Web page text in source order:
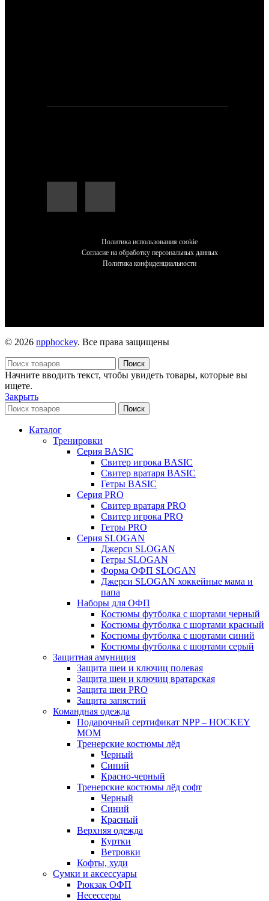
Политика использования cookie
Согласие на обработку персональных данных
Политика конфиденциальности
© 2026 npphockey. Все права защищены
Поиск
Начните вводить текст, чтобы увидеть товары, которые вы
ищете.
Закрыть
Поиск
Каталог
Тренировки
Серия BASIC
Свитер игрока BASIC
Свитер вратаря BASIC
Гетры BASIC
Серия PRO
Свитер вратаря PRO
Свитер игрока PRO
Гетры PRO
Серия SLOGAN
Джерси SLOGAN
Гетры SLOGAN
Форма ОФП SLOGAN
Джерси SLOGAN хоккейные мама и
папа
Наборы для ОФП
Костюмы футболка с шортами черный
Костюмы футболка с шортами красный
Костюмы футболка с шортами синий
Костюмы футболка с шортами серый
Защитная амуниция
Защита шеи и ключиц полевая
Защита шеи и ключиц вратарская
Защита шеи PRO
Защита запястий
Командная одежда
Подарочный сертификат NPP – HOCKEY
MOM
Тренерские костюмы лёд
Черный
Синий
Красно-черный
Тренерские костюмы лёд софт
Черный
Синий
Красный
Верхняя одежда
Куртки
Ветровки
Кофты, худи
Сумки и аксессуары
Рюкзак ОФП
Несессеры